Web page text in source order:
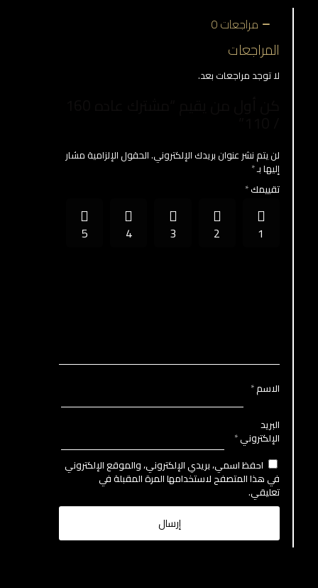
مراجعات0
المراجعات
لا توجد مراجعات بعد.
لن يتم نشر عنوان بريدك الإلكتروني.الحقول الإلزامية مشار
إليها بـ*
تقييمك*
1
2
3
4
5
الاسم*
البريد
الإلكتروني*
احفظ اسمي، بريدي الإلكتروني، والموقع الإلكتروني
في هذا المتصفح لاستخدامها المرة المقبلة في
تعليقي.